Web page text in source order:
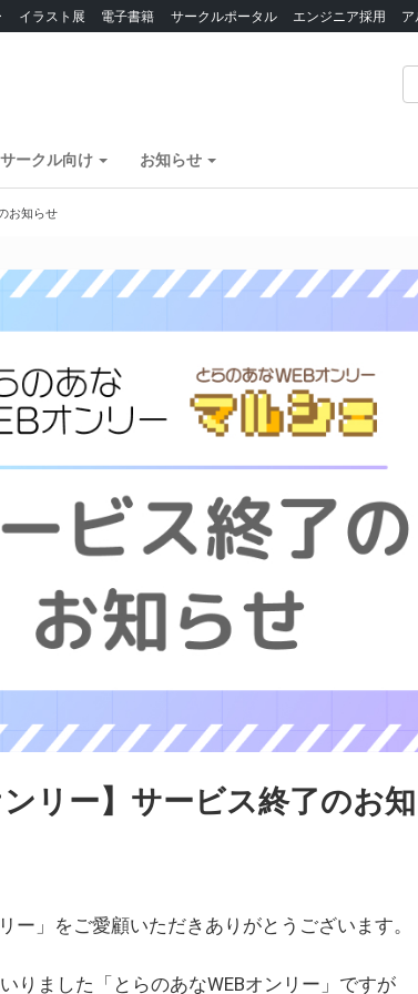
イラスト展 電子書籍 サークルポータル エンジニア採用
サークル向け お知らせ
お知らせ
ンリー】サービス終了のお
ー」をご愛顧いただきありがとうございます。
りました「とらのあなWEBオンリー」ですが